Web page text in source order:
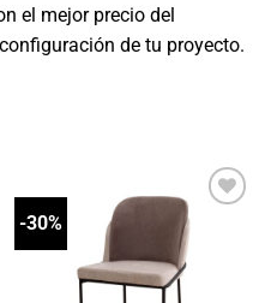
el mejor precio del
de tu proyecto.
-30%